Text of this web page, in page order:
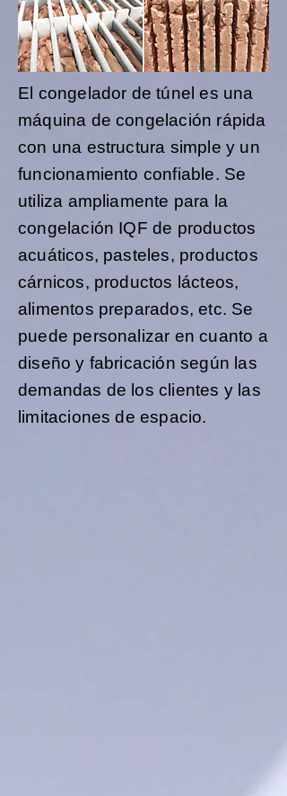
El congelador de túnel es una
máquina de congelación rápida
con una estructura simple y un
funcionamiento confiable. Se
utiliza ampliamente para la
congelación IQF de productos
acuáticos, pasteles, productos
cárnicos, productos lácteos,
alimentos preparados, etc. Se
puede personalizar en cuanto a
diseño y fabricación según las
demandas de los clientes y las
limitaciones de espacio.